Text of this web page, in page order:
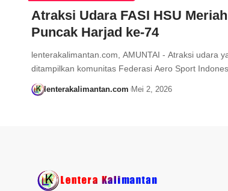
Atraksi Udara FASI HSU
Puncak Harjad ke-74
lenterakalimantan.com, AMUNTAI - Atraksi udara
ditampilkan komunitas Federasi Aero Sport
lenterakalimantan.com Mei 2, 2026